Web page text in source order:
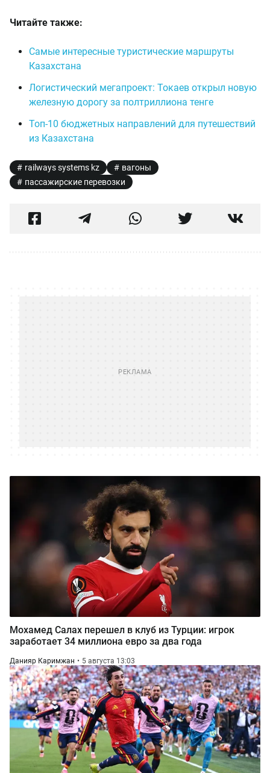
Читайте также:
Самые интересные туристические маршруты
Казахстана
Логистический мегапроект: Токаев открыл новую
железную дорогу за полтриллиона тенге
Топ-10 бюджетных направлений для путешествий
из Казахстана
railways systems kz
вагоны
пассажирские перевозки
Мохамед Салах перешел в клуб из Турции: игрок
заработает 34 миллиона евро за два года
Данияр Каримжан 5 августа 13:03